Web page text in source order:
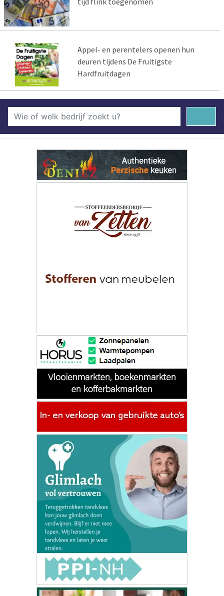
Appel- en perentelers openen hun
deuren tijdens De Fruitigste
Hardfruitdagen